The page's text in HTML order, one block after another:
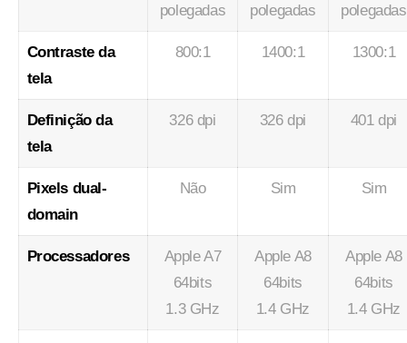
polegadas
polegadas
polegadas
Contraste da
tela
800:1 1400:1 1300:1
Definição da
tela
326 dpi 326 dpi 401 dpi
Pixels dual-
domain
Não Sim Sim
Processadores
Apple A7
64bits
1.3 GHz
Apple A8
64bits
1.4 GHz
Apple A8
64bits
1.4 GHz